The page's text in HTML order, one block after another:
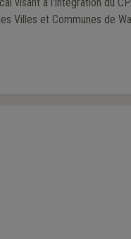
Villes et Communes de